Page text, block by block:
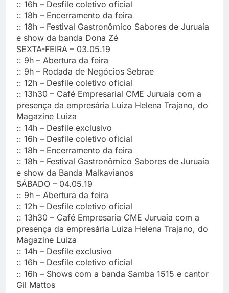
:: 16h – Desfile coletivo oficial
:: 18h – Encerramento da feira
:: 18h – Festival Gastronômico Sabores de Juruaia
e show da banda Dona Zé
SEXTA-FEIRA – 03.05.19
:: 9h – Abertura da feira
:: 9h – Rodada de Negócios Sebrae
:: 12h – Desfile coletivo oficial
:: 13h30 – Café Empresarial CME Juruaia com a
presença da empresária Luiza Helena Trajano, do
Magazine Luiza
:: 14h – Desfile exclusivo
:: 16h – Desfile coletivo oficial
:: 18h – Encerramento da feira
:: 18h – Festival Gastronômico Sabores de Juruaia
e show da Banda Malkavianos
SÁBADO – 04.05.19
:: 9h – Abertura da feira
:: 12h – Desfile coletivo oficial
:: 13h30 – Café Empresaria CME Juruaia com a
presença da empresária Luiza Helena Trajano, do
Magazine Luiza
:: 14h – Desfile exclusivo
:: 16h – Desfile coletivo oficial
:: 16h – Shows com a banda Samba 1515 e cantor
Gil Mattos